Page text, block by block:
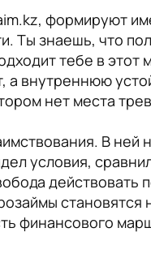
формируют
Ты знаешь, что
тебе в
а внутреннюю
нет места
В ней
условия,
финансового